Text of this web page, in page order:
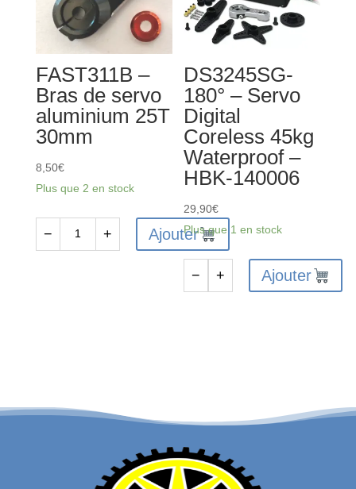
extra
dur
FAST311B –
Bras de servo
aluminium 25T
30mm
8,50€
Plus que 2 en stock
25T
− + Ajouter
DS3245SG-
180° – Servo
Digital
Coreless 45kg
Waterproof –
HBK-140006
29,90€
Plus que 1 en stock
Coreless
45kg
Waterproof
− + Ajouter